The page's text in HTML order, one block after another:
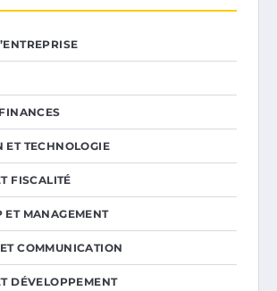
ET TECHNOLOGIE
FISCALITÉ
ET MANAGEMENT
COMMUNICATION
DÉVELOPPEMENT